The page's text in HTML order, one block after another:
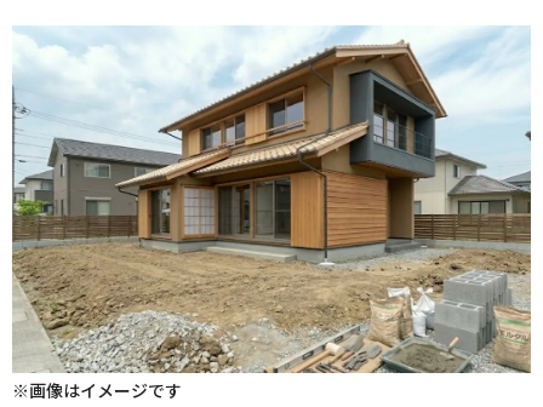
※画像はイメージです